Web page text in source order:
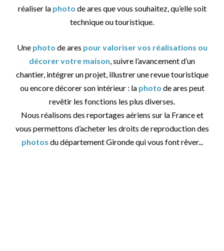
réaliser la photo de ares que vous souhaitez, qu’elle soit
technique ou touristique.
Une photo de ares pour valoriser vos réalisations ou
décorer votre maison , suivre l’avancement d’un
chantier, intégrer un projet, illustrer une revue touristique
ou encore décorer son intérieur : la photo de ares peut
revêtir les fonctions les plus diverses.
Nous réalisons des reportages aériens sur la France et
vous permettons d’acheter les droits de reproduction des
photos du département Gironde qui vous font rêver...